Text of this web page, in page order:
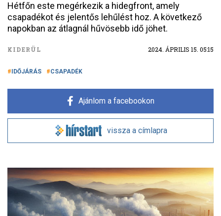
Hétfőn este megérkezik a hidegfront, amely
csapadékot és jelentős lehűlést hoz. A következő
napokban az átlagnál hűvösebb idő jöhet.
KIDERÜL 2024. ÁPRILIS 15. 05:15
IDŐJÁRÁS CSAPADÉK
Ajánlom a facebookon
vissza a címlapra